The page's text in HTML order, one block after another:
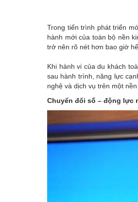
Trong tiến trình phát triển
hành mới của toàn bộ nền
trở nên rõ nét hơn bao giờ
Khi hành vi của du khách
sau hành trình, năng lực
nghệ và dịch vụ trên một
Chuyển đổi số – động lực